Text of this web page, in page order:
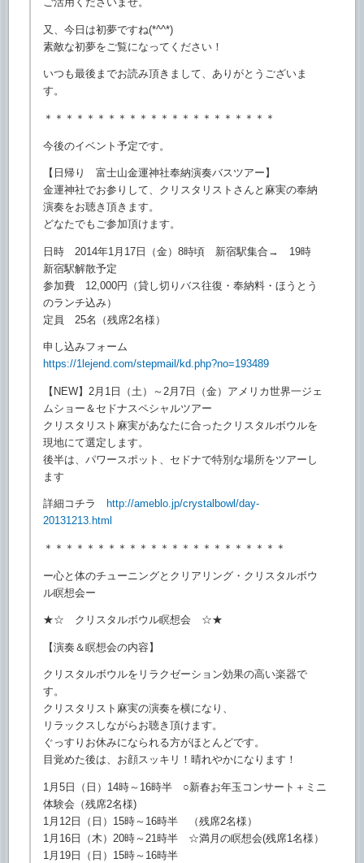
ご活用くださいませ。
又、今日は初夢ですね(*^^*)
素敵な初夢をご覧になってください！
いつも最後までお読み頂きまして、ありがとうございま
す。
＊＊＊＊＊＊＊＊＊＊＊＊＊＊＊＊＊＊＊＊＊＊
今後のイベント予定です。
【日帰り 富士山金運神社奉納演奏バスツアー】
金運神社でお参りして、 クリスタリストさんと麻実の奉納
演奏をお聴き頂きます。
どなたでもご参加頂けます。
日時 2014年1月17日（金）8時頃 新宿駅集合→ 19時
新宿駅解散予定
参加費 12,000円（貸し切りバス往復・奉納料・ ほうとう
のランチ込み）
定員 25名（残席2名様）
申し込みフォーム
https://1lejend.com/stepmail/kd.php?no=193489
【NEW】2月1日（土）～2月7日（金） アメリカ世界一ジェ
ムショー＆セドナスペシャルツアー
クリスタリスト麻実があなたに合ったクリスタルボウルを
現地にて選定します。
後半は、パワースポット、セドナで特別な場所をツアーし
ます
詳細コチラ http://ameblo.jp/crystalbowl/day-
20131213.html
＊＊＊＊＊＊＊＊＊＊＊＊＊＊＊＊＊＊＊＊＊＊＊
ー心と体のチューニングとクリアリング・ クリスタルボウ
ル瞑想会ー
★☆ クリスタルボウル瞑想会 ☆★
【演奏＆瞑想会の内容】
クリスタルボウルをリラクゼーション効果の高い楽器で
す。
クリスタリスト麻実の演奏を横になり、
リラックスしながらお聴き頂けます。
ぐっすりお休みになられる方がほとんどです。
目覚めた後は、お顔スッキリ！晴れやかになります！
1月5日（日）14時～16時半 ○新春お年玉コンサート＋ミニ
体験会（残席2名様)
1月12日（日）15時～16時半 （残席2名様）
1月16日（木）20時～21時半 ☆満月の瞑想会(残席1名様）
1月19日（日）15時～16時半